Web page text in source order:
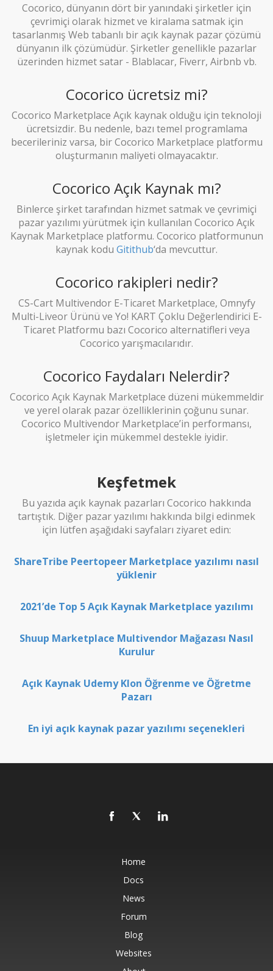
Cocorico, dünyanın dört bir yanındaki şirketler için
çevrimiçi olarak hizmet ve kiralama satmak için
tasarlanmış Web tabanlı bir açık kaynak pazar çözümü
dünyanın ilk çözümüdür. Şirketler genellikle pazarlar
üzerinden hizmet satar - Blablacar, Fiverr, Airbnb vb.
Cocorico ücretsiz mi?
Cocorico Marketplace Açık kaynak olduğu için teknoloji
ücretsizdir. Bu nedenle, bazı temel programlama
becerileriniz varsa, bir Cocorico Marketplace platformu
oluşturmanın maliyeti olmayacaktır.
Cocorico Açık Kaynak mı?
Binlerce şirket tarafından hizmet satmak ve çevrimiçi
pazar yazılımı yürütmek için kullanılan Cocorico Açık
Kaynak Marketplace platformu. Cocorico platformunun
kaynak kodu Gitithub‘da mevcuttur.
Cocorico rakipleri nedir?
CS-Cart Multivendor E-Ticaret Marketplace, Omnyfy
Multi-Liveor Ürünü ve Yo! KART Çoklu Değerlendirici E-
Ticaret Platformu bazı Cocorico alternatifleri veya
Cocorico yarışmacılarıdır.
Cocorico Faydaları Nelerdir?
Cocorico Açık Kaynak Marketplace düzeni mükemmeldir
ve yerel olarak pazar özelliklerinin çoğunu sunar.
Cocorico Multivendor Marketplace’in performansı,
işletmeler için mükemmel destekle iyidir.
Keşfetmek
Bu yazıda açık kaynak pazarları Cocorico hakkında
tartıştık. Diğer pazar yazılımı hakkında bilgi edinmek
için lütfen aşağıdaki sayfaları ziyaret edin:
ShareTribe Peertopeer Marketplace yazılımı nasıl
yüklenir
2021’de Top 5 Açık Kaynak Marketplace yazılımı
Shuup Marketplace Multivendor Mağazası Nasıl
Kurulur
Açık Kaynak Udemy Klon Öğrenme ve Öğretme
Pazarı
En iyi açık kaynak pazar yazılımı seçenekleri
Home
Docs
News
Forum
Blog
Websites